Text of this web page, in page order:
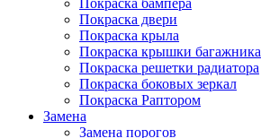
Покраска бампера
Покраска двери
Покраска крыла
Покраска крышки багажника
Покраска решетки радиатора
Покраска боковых зеркал
Покраска Раптором
Замена
Замена порогов